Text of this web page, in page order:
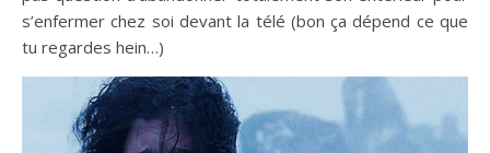
s’enfermer chez soi devant la télé (bon ça dépend ce que
tu regardes hein…)